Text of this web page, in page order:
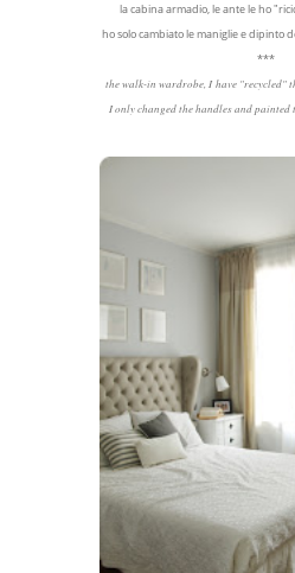
la cabina armadio, le ante le ho
ho solo cambiato le maniglie e dipinto
***
the walk-in wardrobe, I have "recycled"
I only changed the handles and